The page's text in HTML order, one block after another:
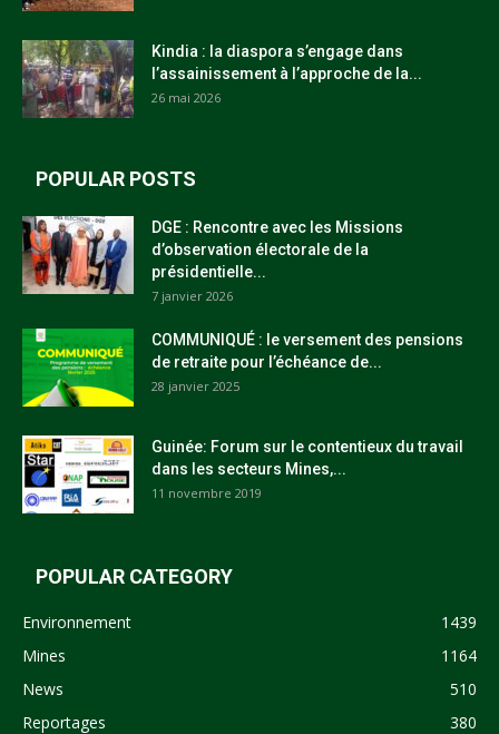
Kindia : la diaspora s’engage dans
l’assainissement à l’approche de la...
26 mai 2026
POPULAR POSTS
DGE : Rencontre avec les Missions
d’observation électorale de la
présidentielle...
7 janvier 2026
COMMUNIQUÉ : le versement des pensions
de retraite pour l’échéance de...
28 janvier 2025
Guinée: Forum sur le contentieux du travail
dans les secteurs Mines,...
11 novembre 2019
POPULAR CATEGORY
Environnement
1439
Mines
1164
News
510
Reportages
380